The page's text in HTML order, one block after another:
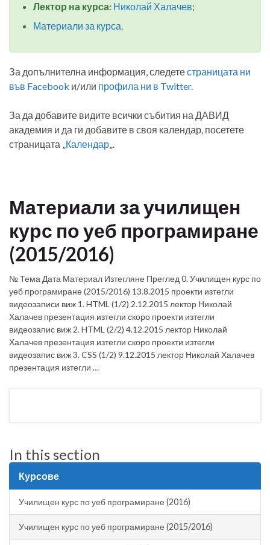
Лектор на курса: Николай Халачев;
Материали за курса.
За допълнителна информация, следетестраницата ни
във Facebook и/или профила ни в Twitter.
За да добавите видите всички събития на ДАВИД
академия и да ги добавите в своя календар, посетете
страницата „Календар„.
Материали за училищен
курс по уеб програмиране
(2015/2016)
№ Тема Дата Материал Изтегляне Преглед 0. Училищен курс по
уеб програмиране (2015/2016) 13.8.2015 проекти изтегли
видеозаписи виж 1. HTML (1/2) 2.12.2015 лектор Николай
Халачев презентация изтегли скоро проекти изтегли
видеозапис виж 2. HTML (2/2) 4.12.2015 лектор Николай
Халачев презентация изтегли скоро проекти изтегли
видеозапис виж 3. CSS (1/2) 9.12.2015 лектор Николай Халачев
презентация изтегли …
In this section
Курсове
Училищен курс по уеб програмиране (2016)
Училищен курс по уеб програмиране (2015/2016)